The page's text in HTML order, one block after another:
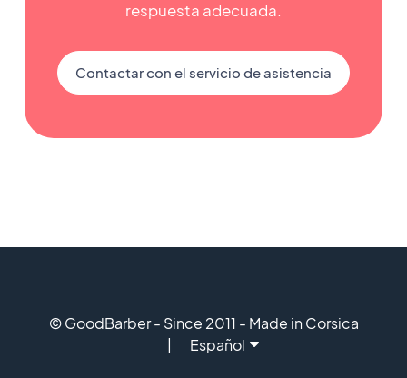
respuesta adecuada.
Contactar con el servicio de asistencia
© GoodBarber - Since 2011 - Made in Corsica
Español